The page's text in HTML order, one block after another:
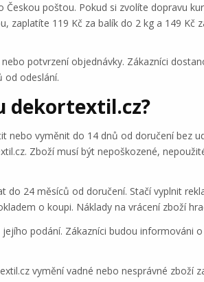
poštou. Pokud si zvolíte dopravu
zaplatíte 119 Kč za balík do 2 kg a 149 Kč
potvrzení objednávky. Zákazníci
od odeslání.
dekortextil.cz?
vyměnit do 14 dnů od doručení bez
Zboží musí být nepoškozené,
24 měsíců od doručení. Stačí vyplnit
o koupi. Náklady na vrácení zboží
podání. Zákazníci budou informováni
vymění vadné nebo nesprávné zboží